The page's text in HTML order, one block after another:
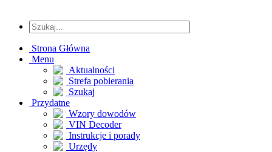
Strona Główna
Menu
Aktualności
Strefa pobierania
Szukaj
Przydatne
Wzory dowodów
VIN Decoder
Instrukcje i porady
Urzędy